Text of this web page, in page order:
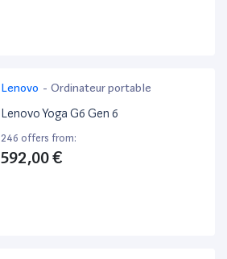
Lenovo - Ordinateur portable
Lenovo Yoga G6 Gen 6
246 offers from:
592,00 €